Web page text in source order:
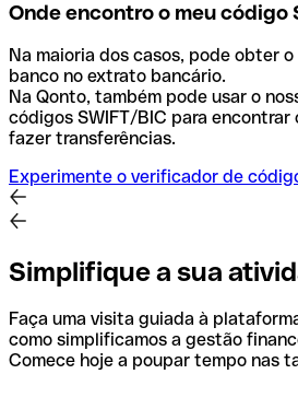
Onde encontro o meu código
Na maioria dos casos, pode obter
banco no extrato bancário.
Na Qonto, também pode usar o
códigos SWIFT/BIC para
fazer transferências.
Experimente o verificador de
Simplifique a sua
Faça uma visita guiada à
como simplificamos a gestão
Comece hoje a poupar tempo nas